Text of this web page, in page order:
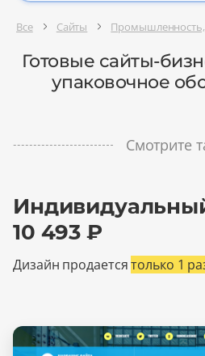
Все Сайты
Готовые сайты-
упаковочное
Смотрите
10 493 ₽
Дизайн продаетсятолько 1